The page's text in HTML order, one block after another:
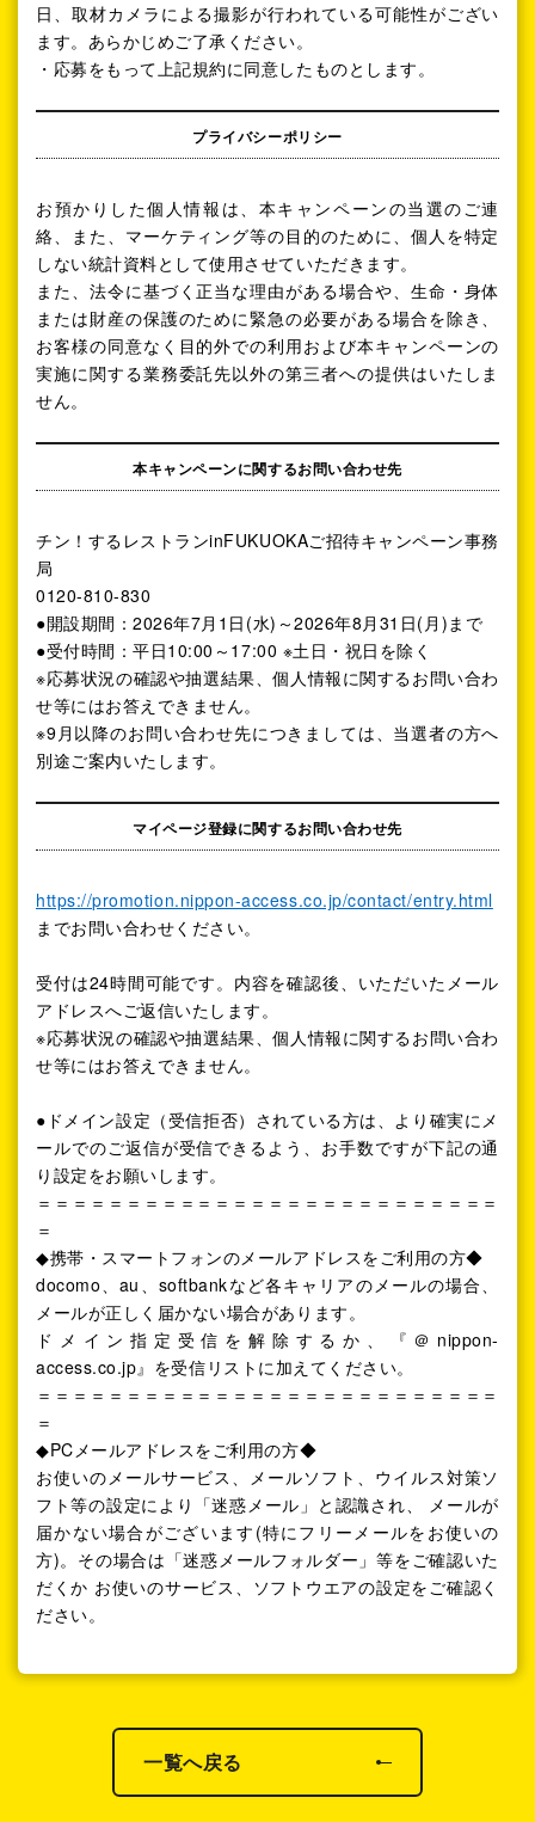
日、取材カメラによる撮影が行われている可能性がござい
ます。あらかじめご了承ください。
・応募をもって上記規約に同意したものとします。
プライバシーポリシー
お預かりした個人情報は、本キャンペーンの当選のご連
絡、また、マーケティング等の目的のために、個人を特定
しない統計資料として使用させていただきます。
また、法令に基づく正当な理由がある場合や、生命・身体
または財産の保護のために緊急の必要がある場合を除き、
お客様の同意なく目的外での利用および本キャンペーンの
実施に関する業務委託先以外の第三者への提供はいたしま
せん。
本キャンペーンに関するお問い合わせ先
チン！するレストランinFUKUOKAご招待キャンペーン事務
局
0120-810-830
●開設期間：2026年7月1日(水)～2026年8月31日(月)まで
●受付時間：平日10:00～17:00 ※土日・祝日を除く
※応募状況の確認や抽選結果、個人情報に関するお問い合わ
せ等にはお答えできません。
※9月以降のお問い合わせ先につきましては、当選者の方へ
別途ご案内いたします。
マイページ登録に関するお問い合わせ先
https://promotion.nippon-access.co.jp/contact/entry.html
までお問い合わせください。
受付は24時間可能です。内容を確認後、いただいたメール
アドレスへご返信いたします。
※応募状況の確認や抽選結果、個人情報に関するお問い合わ
せ等にはお答えできません。
●ドメイン設定（受信拒否）されている方は、より確実にメ
ールでのご返信が受信できるよう、お手数ですが下記の通
り設定をお願いします。
＝＝＝＝＝＝＝＝＝＝＝＝＝＝＝＝＝＝＝＝＝＝＝＝＝＝
＝
◆携帯・スマートフォンのメールアドレスをご利用の方◆
docomo、au、softbankなど各キャリアのメールの場合、
メールが正しく届かない場合があります。
ドメイン指定受信を解除するか、『＠nippon-
access.co.jp』を受信リストに加えてください。
＝＝＝＝＝＝＝＝＝＝＝＝＝＝＝＝＝＝＝＝＝＝＝＝＝＝
＝
◆PCメールアドレスをご利用の方◆
お使いのメールサービス、メールソフト、ウイルス対策ソ
フト等の設定により「迷惑メール」と認識され、 メールが
届かない場合がございます(特にフリーメールをお使いの
方)。その場合は「迷惑メールフォルダー」等をご確認いた
だくか お使いのサービス、ソフトウエアの設定をご確認く
ださい。
一覧へ戻る